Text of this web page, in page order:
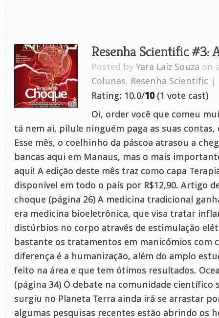
Resenha Scientific #3:
Posted by Yara Laiz Souza on
Colunas, Resenha Scientific |
Rating: 10.0/10 (1 vote cast)
Oi, order você que comeu
tá nem aí, pilule ninguém paga as suas
Esse mês, o coelhinho da páscoa atrasou a
bancas aqui em Manaus, mas o mais
aqui! A edição deste mês traz como capa
disponível em todo o país por R$12,90. Artigo
choque (página 26) A medicina tradicional
era medicina bioeletrônica, que visa tratar
distúrbios no corpo através de estimulação
bastante os tratamentos em manicómios com
diferença é a humanização, além do amplo
feito na área e que tem ótimos resultados.
(página 34) O debate na comunidade científico
surgiu no Planeta Terra ainda irá se arrastar
algumas pesquisas recentes estão abrindo os